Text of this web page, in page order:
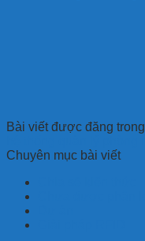
Bài viết được đăng
Chuyên mục bài viết